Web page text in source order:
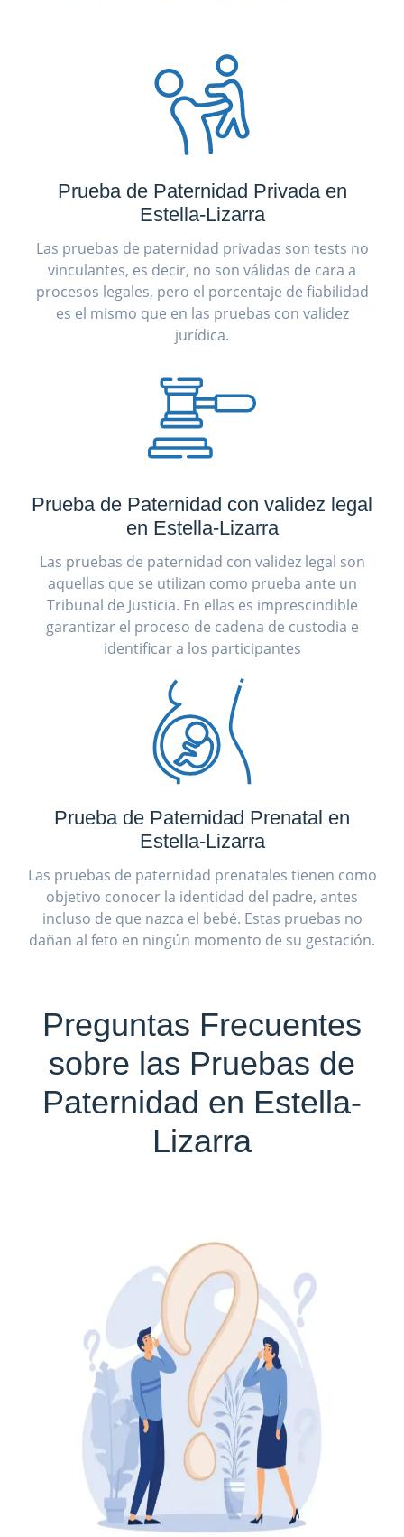
Prueba de Paternidad Privada en
Estella-Lizarra
Las pruebas de paternidad privadas son tests no
vinculantes, es decir, no son válidas de cara a
procesos legales, pero el porcentaje de fiabilidad
es el mismo que en las pruebas con validez
jurídica.
Prueba de Paternidad con validez legal
en Estella-Lizarra
Las pruebas de paternidad con validez legal son
aquellas que se utilizan como prueba ante un
Tribunal de Justicia. En ellas es imprescindible
garantizar el proceso de cadena de custodia e
identificar a los participantes
Prueba de Paternidad Prenatal en
Estella-Lizarra
Las pruebas de paternidad prenatales tienen como
objetivo conocer la identidad del padre, antes
incluso de que nazca el bebé. Estas pruebas no
dañan al feto en ningún momento de su gestación.
Preguntas Frecuentes
sobre las Pruebas de
Paternidad en Estella-
Lizarra